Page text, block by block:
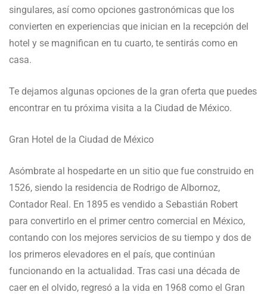
singulares, así como opciones gastronómicas que los
convierten en experiencias que inician en la recepción del
hotel y se magnifican en tu cuarto, te sentirás como en
casa.
Te dejamos algunas opciones de la gran oferta que puedes
encontrar en tu próxima visita a la Ciudad de México.
Gran Hotel de la Ciudad de México
Asómbrate al hospedarte en un sitio que fue construido en
1526, siendo la residencia de Rodrigo de Albornoz,
Contador Real. En 1895 es vendido a Sebastián Robert
para convertirlo en el primer centro comercial en México,
contando con los mejores servicios de su tiempo y dos de
los primeros elevadores en el país, que continúan
funcionando en la actualidad. Tras casi una década de
caer en el olvido, regresó a la vida en 1968 como el Gran